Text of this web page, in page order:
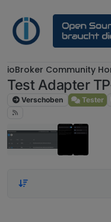
ioBroker Community
Test Adapter
Verschoben Tester